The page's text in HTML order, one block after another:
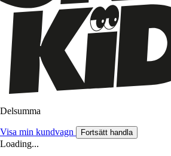
Delsumma
Visa min kundvagn Fortsätt handla
Loading...